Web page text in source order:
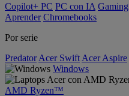
Copilot+ PC PC con IA Gaming
Aprender Chromebooks
Por serie
Predator Acer Swift Acer Aspire
Windows
AMD Ryzen™